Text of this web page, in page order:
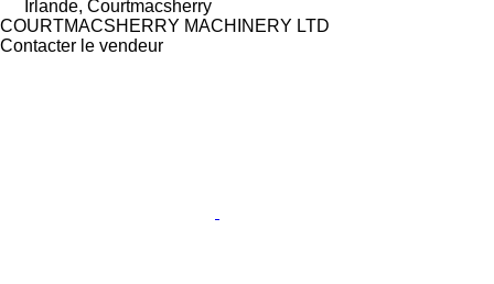
Irlande, Courtmacsherry
COURTMACSHERRY MACHINERY LTD
Contacter le vendeur